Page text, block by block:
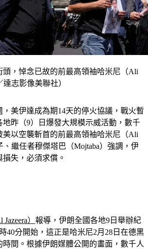
頭，悼念已故的前最高領袖哈米尼（Ali
達志影像美聯社）
，美伊達成為期14天的停火協議，戰火暫
地昨（9）日爆發大規模示威活動，數千
美以空襲斬首的前最高領袖哈米尼（Ali
、繼任者穆傑塔巴（Mojtaba）強調，伊
失，必須求償。
） 報導，伊朗全國各地9日舉辦紀
40分開始，這正是哈米尼2月28日在德黑
時間。根據伊朗媒體公開的畫面，數千人